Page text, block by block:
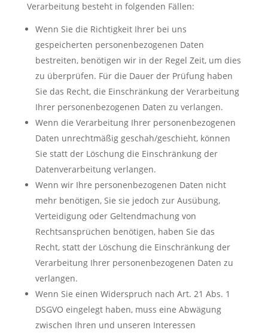
Verarbeitung besteht in folgenden Fällen:
Wenn Sie die Richtigkeit Ihrer bei uns
gespeicherten personenbezogenen Daten
bestreiten, benötigen wir in der Regel Zeit, um dies
zu überprüfen. Für die Dauer der Prüfung haben
Sie das Recht, die Einschränkung der Verarbeitung
Ihrer personenbezogenen Daten zu verlangen.
Wenn die Verarbeitung Ihrer personenbezogenen
Daten unrechtmäßig geschah/geschieht, können
Sie statt der Löschung die Einschränkung der
Datenverarbeitung verlangen.
Wenn wir Ihre personenbezogenen Daten nicht
mehr benötigen, Sie sie jedoch zur Ausübung,
Verteidigung oder Geltendmachung von
Rechtsansprüchen benötigen, haben Sie das
Recht, statt der Löschung die Einschränkung der
Verarbeitung Ihrer personenbezogenen Daten zu
verlangen.
Wenn Sie einen Widerspruch nach Art. 21 Abs. 1
DSGVO eingelegt haben, muss eine Abwägung
zwischen Ihren und unseren Interessen